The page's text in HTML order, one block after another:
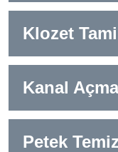
Klozet
Kanal Açma
Petek